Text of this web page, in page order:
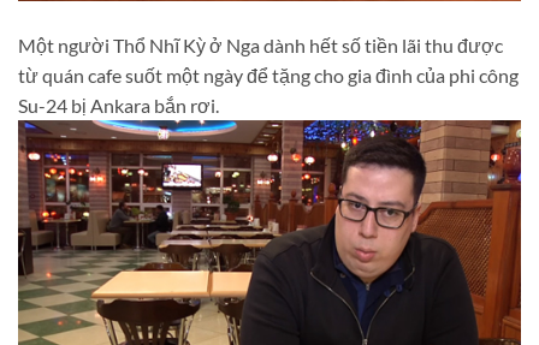
Một người Thổ Nhĩ Kỳ ở Nga dành hết số tiền lãi thu được
từ quán cafe suốt một ngày để tặng cho gia đình của phi công
Su-24 bị Ankara bắn rơi.